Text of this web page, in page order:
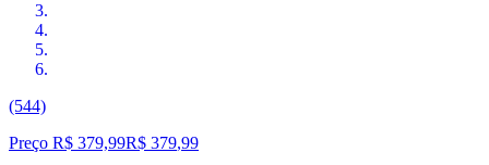
(544)
Preço R$ 379,99R$ 379,99